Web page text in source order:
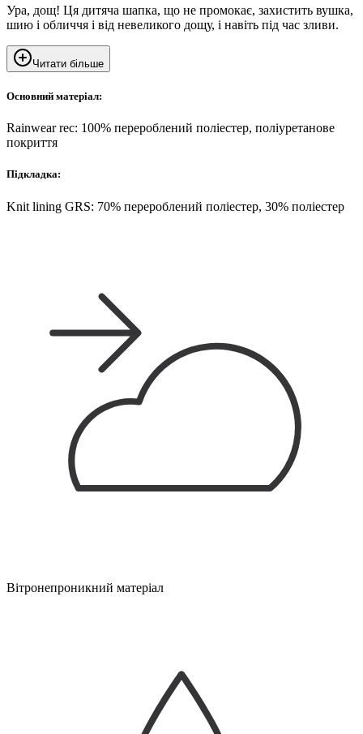
Ура, дощ! Ця дитяча шапка, що не промокає, захистить вушка,
шию і обличчя і від невеликого дощу, і навіть під час зливи.
Читати більше
Основний матеріал:
Rainwear rec: 100% перероблений поліестер, поліуретанове
покриття
Підкладка:
Knit lining GRS: 70% перероблений поліестер, 30% поліестер
Вітронепроникний матеріал